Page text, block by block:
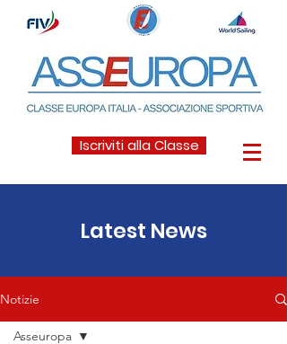
Iscriviti alla Classe
Latest News
Notizie
Asseuropa